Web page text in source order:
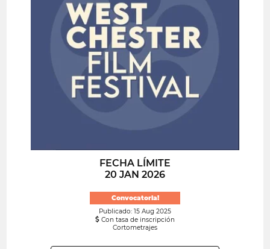
FECHA LÍMITE
20 JAN 2026
Convocatoria!
Publicado: 15 Aug 2025
Con tasa de inscripción
Cortometrajes